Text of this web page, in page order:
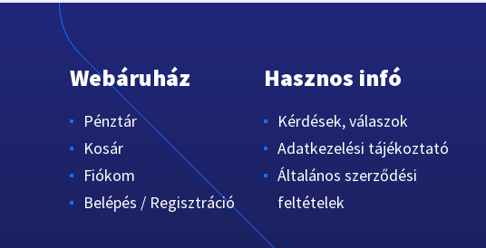
Webáruház
Pénztár
Kosár
Fiókom
Belépés / Regisztráció
Hasznos infó
Kérdések, válaszok
Adatkezelési tájékoztató
Általános szerződési
feltételek